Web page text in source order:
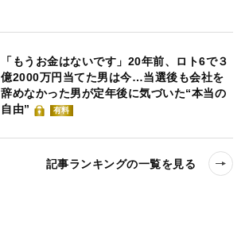
「もうお金はないです」20年前、ロト6で３
億2000万円当てた男は今…当選後も会社を
辞めなかった男が定年後に気づいた“本当の
自由”
有料
記事ランキングの一覧を見る